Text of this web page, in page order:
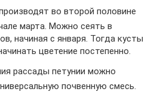
во второй половине
марта. Можно сеять в
начиная с января. Тогда кусты
цветение постепенно.
рассады петунии можно
почвенную смесь.